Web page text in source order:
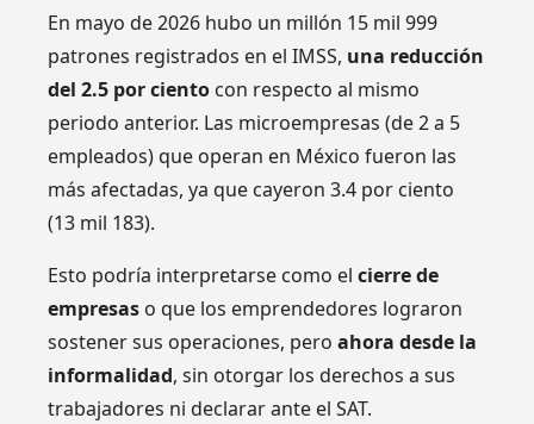
En mayo de 2026 hubo un millón 15 mil 999
patrones registrados en el IMSS, una reducción
del 2.5 por ciento con respecto al mismo
periodo anterior. Las microempresas (de 2 a 5
empleados) que operan en México fueron las
más afectadas, ya que cayeron 3.4 por ciento
(13 mil 183).
Esto podría interpretarse como elcierre de
empresas o que los emprendedores lograron
sostener sus operaciones, peroahora desde la
informalidad, sin otorgar los derechos a sus
trabajadores ni declarar ante el SAT.